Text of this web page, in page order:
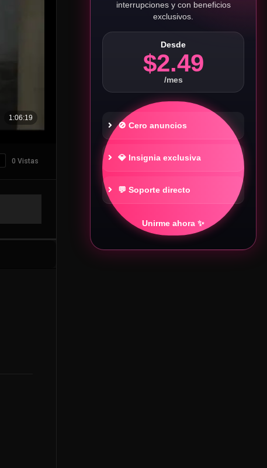
0 Vistas
interrupciones y con beneficios
exclusivos.
Desde
$2.49
/mes
🚫 Cero anuncios
💎 Insignia exclusiva
💬 Soporte directo
Unirme ahora ✨